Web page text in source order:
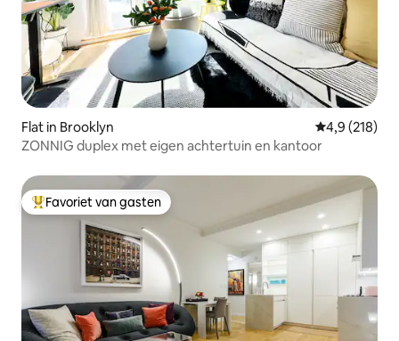
Flat in Brooklyn Gemiddelde
4,9 (218)
ZONNIG duplex met eigen achtertuin en kantoor
Topfavoriet van gasten
Favoriet van gasten